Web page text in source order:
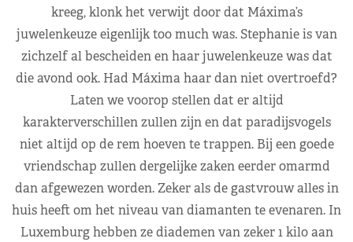
kreeg, klonk het verwijt door dat Máxima’s
juwelenkeuze eigenlijk too much was. Stephanie is van
zichzelf al bescheiden en haar juwelenkeuze was dat
die avond ook. Had Máxima haar dan niet overtroefd?
Laten we voorop stellen dat er altijd
karakterverschillen zullen zijn en dat paradijsvogels
niet altijd op de rem hoeven te trappen. Bij een goede
vriendschap zullen dergelijke zaken eerder omarmd
dan afgewezen worden. Zeker als de gastvrouw alles in
huis heeft om het niveau van diamanten te evenaren. In
Luxemburg hebben ze diademen van zeker 1 kilo aan